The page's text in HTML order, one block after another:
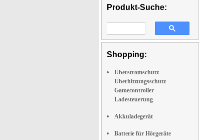
Produkt-Suche:
Shopping:
Überstromschutz
Überhitzungsschutz
Gamecontroller
Ladesteuerung
Akkuladegerät
Batterie für Hörgeräte